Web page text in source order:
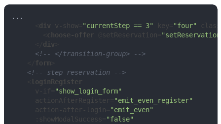
...
div v-show= "currentStep == 3" key "four" class
choose-offer @ setReservation
div
<!-- </transition-group> -->
form>
<!-- step reservation -->
loginRegister
v-if
"show_login_form"
actionAfterRegister=
"emit_even_register"
action-after-login
"emit_even"
:showModalSuccess
"false"